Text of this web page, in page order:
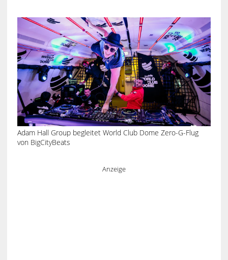
Adam Hall Group begleitet World Club Dome Zero-G-Flug
von BigCityBeats
Anzeige